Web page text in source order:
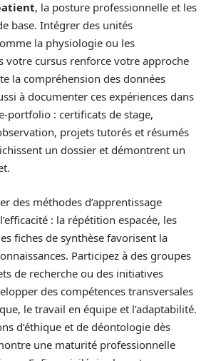
, la posture professionnelle et les
base. Intégrer des unités
la physiologie ou les
votre cursus renforce votre approche
la compréhension des données
à documenter ces expériences dans
portfolio : certificats de stage,
projets tutorés et résumés
un dossier et démontrent un
des méthodes d’apprentissage
: la répétition espacée, les
fiches de synthèse favorisent la
Participez à des groupes
de recherche ou des initiatives
des compétences transversales
le travail en équipe et l’adaptabilité.
d’éthique et de déontologie dès
une maturité professionnelle